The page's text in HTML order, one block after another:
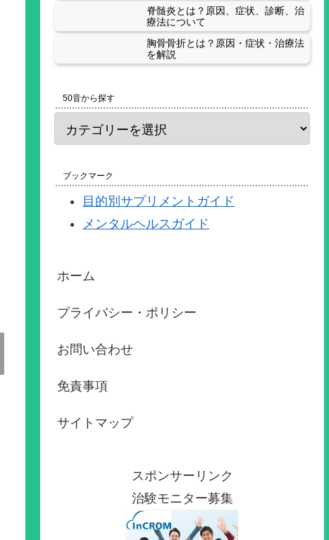
脊髄炎とは？原因、症状、診断、治
療法について
胸骨骨折とは？原因・症状・治療法
を解説
50音から探す
ブックマーク
目的別サプリメントガイド
メンタルヘルスガイド
ホーム
プライバシー・ポリシー
お問い合わせ
免責事項
サイトマップ
スポンサーリンク
治験モニター募集